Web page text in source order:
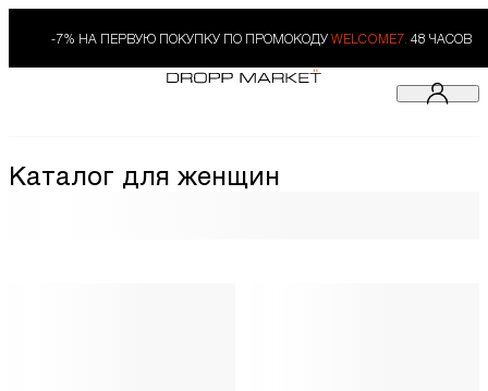
-7% НА ПЕРВУЮ ПОКУПКУ ПО ПРОМОКОДУ WELCOME7. 48 ЧАСОВ
Каталог для женщин